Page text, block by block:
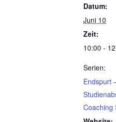
Datum:
Juni 10
Zeit:
10:00 -
Serien:
Endspurt
Coaching